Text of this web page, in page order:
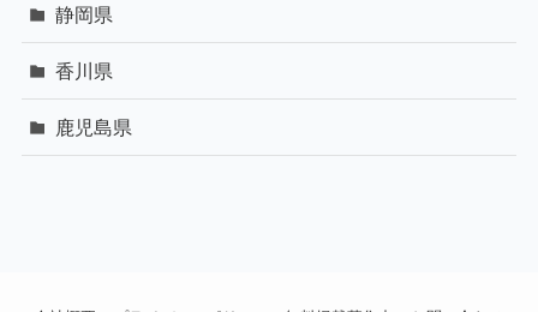
静岡県
香川県
鹿児島県